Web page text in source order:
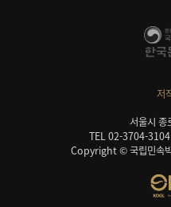
저
서울시 종
TEL 02-3704-3104
Copyright © 국립민속